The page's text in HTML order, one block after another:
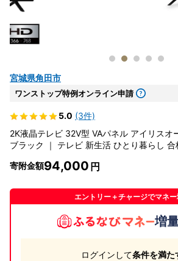
宮城県角田市
ワンストップ特例オンライン申請
5.0 (3件)
2K液晶テレビ 32V型 VAパネル アイリスオ
ブラック ｜ テレビ 新生活 ひとり暮らし 合
寄附金額94,000
エントリー＋チャージでマネー
増
ログインして条件を満た